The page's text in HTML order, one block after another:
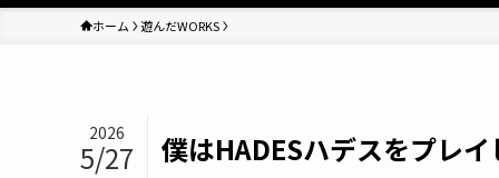
ホーム 遊んだWORKS
僕はHADESハデスをプレ
2026
5/27